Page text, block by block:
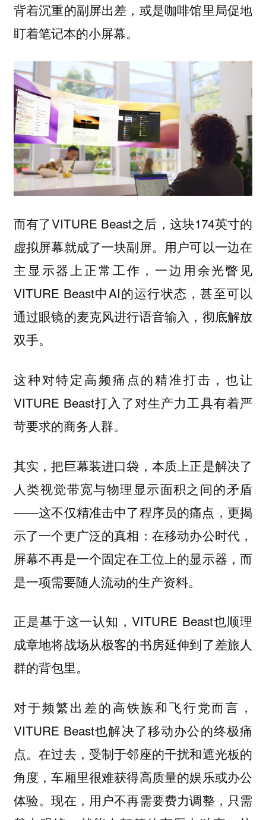
背着沉重的副屏出差，或是咖啡馆里局促地
盯着笔记本的小屏幕。
而有了VITURE Beast之后，这块174英寸的
虚拟屏幕就成了一块副屏。用户可以一边在
主显示器上正常工作，一边用余光瞥见
VITURE Beast中AI的运行状态，甚至可以
通过眼镜的麦克风进行语音输入，彻底解放
双手。
这种对特定高频痛点的精准打击，也让
VITURE Beast打入了对生产力工具有着严
苛要求的商务人群。
其实，把巨幕装进口袋，本质上正是解决了
人类视觉带宽与物理显示面积之间的矛盾
——这不仅精准击中了程序员的痛点，更揭
示了一个更广泛的真相：在移动办公时代，
屏幕不再是一个固定在工位上的显示器，而
是一项需要随人流动的生产资料。
正是基于这一认知，VITURE Beast也顺理
成章地将战场从极客的书房延伸到了差旅人
群的背包里。
对于频繁出差的高铁族和飞行党而言，
VITURE Beast也解决了移动办公的终极痛
点。在过去，受制于邻座的干扰和遮光板的
角度，车厢里很难获得高质量的娱乐或办公
体验。现在，用户不再需要费力调整，只需